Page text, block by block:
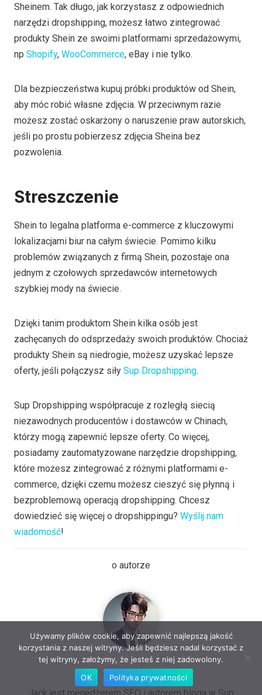
Sheinem. Tak długo, jak korzystasz z odpowiednich
narzędzi dropshipping, możesz łatwo zintegrować
produkty Shein ze swoimi platformami sprzedażowymi,
np Shopify, WooCommerce, eBay i nie tylko.
Dla bezpieczeństwa kupuj próbki produktów od Shein,
aby móc robić własne zdjęcia. W przeciwnym razie
możesz zostać oskarżony o naruszenie praw autorskich,
jeśli po prostu pobierzesz zdjęcia Sheina bez
pozwolenia.
Streszczenie
Shein to legalna platforma e-commerce z kluczowymi
lokalizacjami biur na całym świecie. Pomimo kilku
problemów związanych z firmą Shein, pozostaje ona
jednym z czołowych sprzedawców internetowych
szybkiej mody na świecie.
Dzięki tanim produktom Shein kilka osób jest
zachęcanych do odsprzedaży swoich produktów. Chociaż
produkty Shein są niedrogie, możesz uzyskać lepsze
oferty, jeśli połączysz siły Sup Dropshipping.
Sup Dropshipping współpracuje z rozległą siecią
niezawodnych producentów i dostawców w Chinach,
którzy mogą zapewnić lepsze oferty. Co więcej,
posiadamy zautomatyzowane narzędzie dropshipping,
które możesz zintegrować z różnymi platformami e-
commerce, dzięki czemu możesz cieszyć się płynną i
bezproblemową operacją dropshipping. Chcesz
dowiedzieć się więcej o dropshippingu? Wyślij nam
wiadomość!
o autorze
Jacka Hana
Używamy plików cookie, aby zapewnić najlepszą jakość
korzystania z naszej witryny. Jeśli będziesz nadal korzystać z
tej witryny, założymy, że jesteś z niej zadowolony.
OK
Polityka prywatności